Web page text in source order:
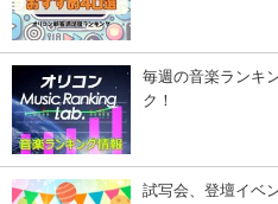
毎週の音楽ランキ
ク！
試写会、登壇イベ